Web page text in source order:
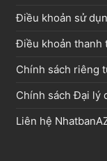
Điều khoản sử
Điều khoản thanh
Chính sách riêng
Chính sách Đại lý
Liên hệ